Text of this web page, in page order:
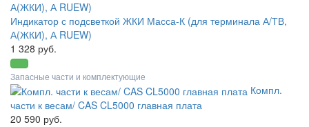
Индикатор с подсветкой ЖКИ Масса-К (для терминала А/ТВ,
А(ЖКИ), А RUEW)
1 328 руб.
Запасные части и комплектующие
Компл.
части к весам/ CAS CL5000 главная плата
20 590 руб.